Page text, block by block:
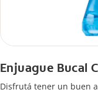
Enjuague Bucal
Disfrutá tener un buen